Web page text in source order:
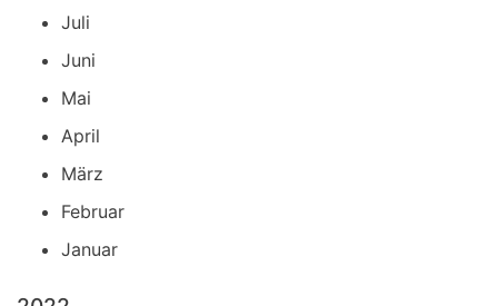
Juli
Juni
Mai
April
März
Februar
Januar